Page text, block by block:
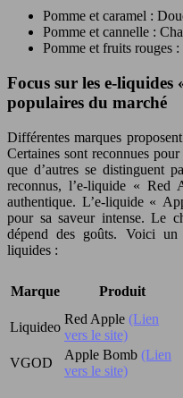
Pomme et caramel :
Pomme et cannelle :
Pomme et fruits rouges
Focus sur les e-liquides
populaires du marché
Différentes marques
Certaines sont reconnues
que d’autres se distinguent
reconnus, l’e-liquide «
authentique. L’e-liquide «
pour sa saveur intense. Le
dépend des goûts. Voici un
liquides :
Marque Produit
Liquideo
Red Apple (Lien
vers le site)
VGOD
Apple Bomb (Lien
vers le site)